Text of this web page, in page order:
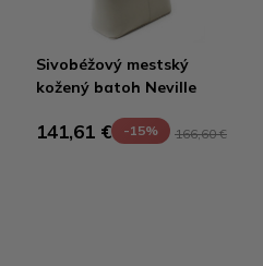
Sivobéžový mestský
kožený batoh Neville
141,61 € -15% 166,60 €